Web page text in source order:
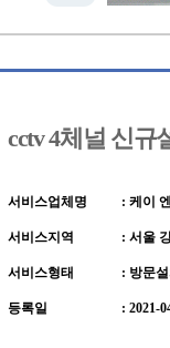
cctv 4체널 신규
서비스업체명 : 케이
서비스지역 : 서울
서비스형태 : 방문설
등록일 : 2021-